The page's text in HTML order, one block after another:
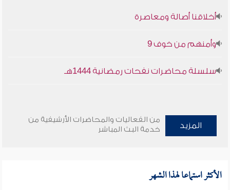
أخلاقنا أصالة ومعاصرة
وأمنهم من خوف 9
سلسلة محاضرات نفحات رمضانية 1444هـ
المزيد
من الفعاليات والمحاضرات الأرشيفية من
خدمة البث المباشر
الأكثر استماعا لهذا الشهر